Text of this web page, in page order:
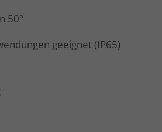
50°
geeignet (IP65)